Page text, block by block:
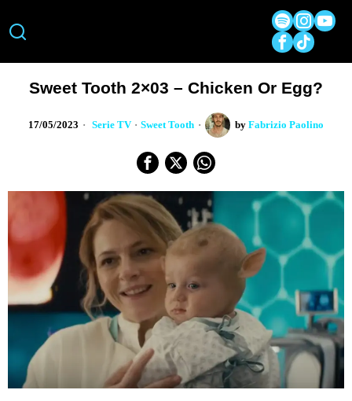
Sweet Tooth 2×03 – Chicken Or Egg?
17/05/2023 Serie TV · Sweet Tooth by Fabrizio Paolino